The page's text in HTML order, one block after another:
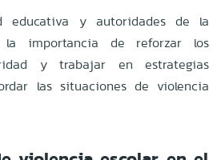
educativa y autoridades de la
importancia de reforzar los
y trabajar en estrategias
las situaciones de violencia